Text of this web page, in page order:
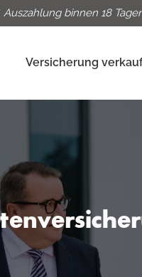
binnen 18
Versicherung